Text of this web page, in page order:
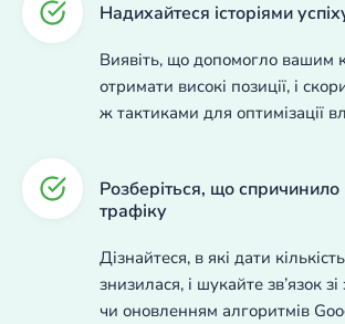
Надихайтеся історіями
Виявіть, що допомогло вашим
отримати високі позиції, і
ж тактиками для оптимізації
Розберіться, що
трафіку
Дізнайтеся, в які дати
знизилася, і шукайте зв’язок
чи оновленням алгоритмів